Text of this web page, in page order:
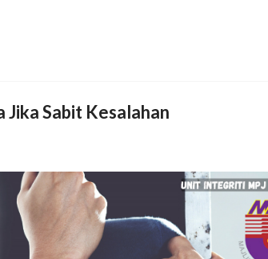
Jika Sabit Kesalahan